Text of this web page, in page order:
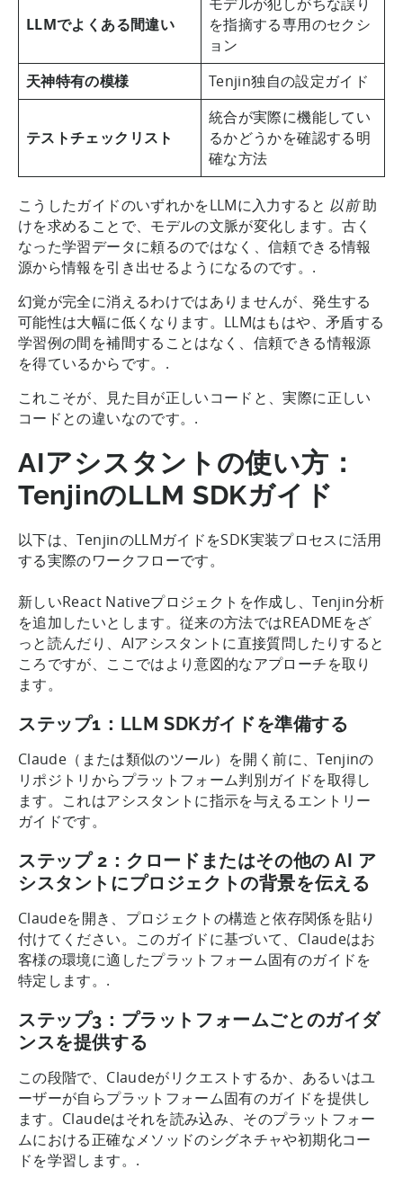
LLMでよくある間違い
を指摘する専用のセクシ
ョン
天神特有の模様
Tenjin独自の設定ガイド
テストチェックリスト
統合が実際に機能してい
るかどうかを確認する明
確な方法
こうしたガイドのいずれかをLLMに入力すると 以前助
けを求めることで、モデルの文脈が変化します。古く
なった学習データに頼るのではなく、信頼できる情報
源から情報を引き出せるようになるのです。.
幻覚が完全に消えるわけではありませんが、発生する
可能性は大幅に低くなります。LLMはもはや、矛盾する
学習例の間を補間することはなく、信頼できる情報源
を得ているからです。.
これこそが、見た目が正しいコードと、実際に正しい
コードとの違いなのです。.
AIアシスタントの使い方：
TenjinのLLM SDKガイド
以下は、TenjinのLLMガイドをSDK実装プロセスに活用
する実際のワークフローです。
新しいReact Nativeプロジェクトを作成し、Tenjin分析
を追加したいとします。従来の方法ではREADMEをざ
っと読んだり、AIアシスタントに直接質問したりすると
ころですが、ここではより意図的なアプローチを取り
ます。
ステップ1：LLM SDKガイドを準備する
Claude（または類似のツール）を開く前に、Tenjinの
リポジトリからプラットフォーム判別ガイドを取得し
ます。これはアシスタントに指示を与えるエントリー
ガイドです。
ステップ 2：クロードまたはその他の AI ア
シスタントにプロジェクトの背景を伝える
Claudeを開き、プロジェクトの構造と依存関係を貼り
付けてください。このガイドに基づいて、Claudeはお
客様の環境に適したプラットフォーム固有のガイドを
特定します。.
ステップ3：プラットフォームごとのガイダ
ンスを提供する
この段階で、Claudeがリクエストするか、あるいはユ
ーザーが自らプラットフォーム固有のガイドを提供し
ます。Claudeはそれを読み込み、そのプラットフォー
ムにおける正確なメソッドのシグネチャや初期化コー
ドを学習します。.